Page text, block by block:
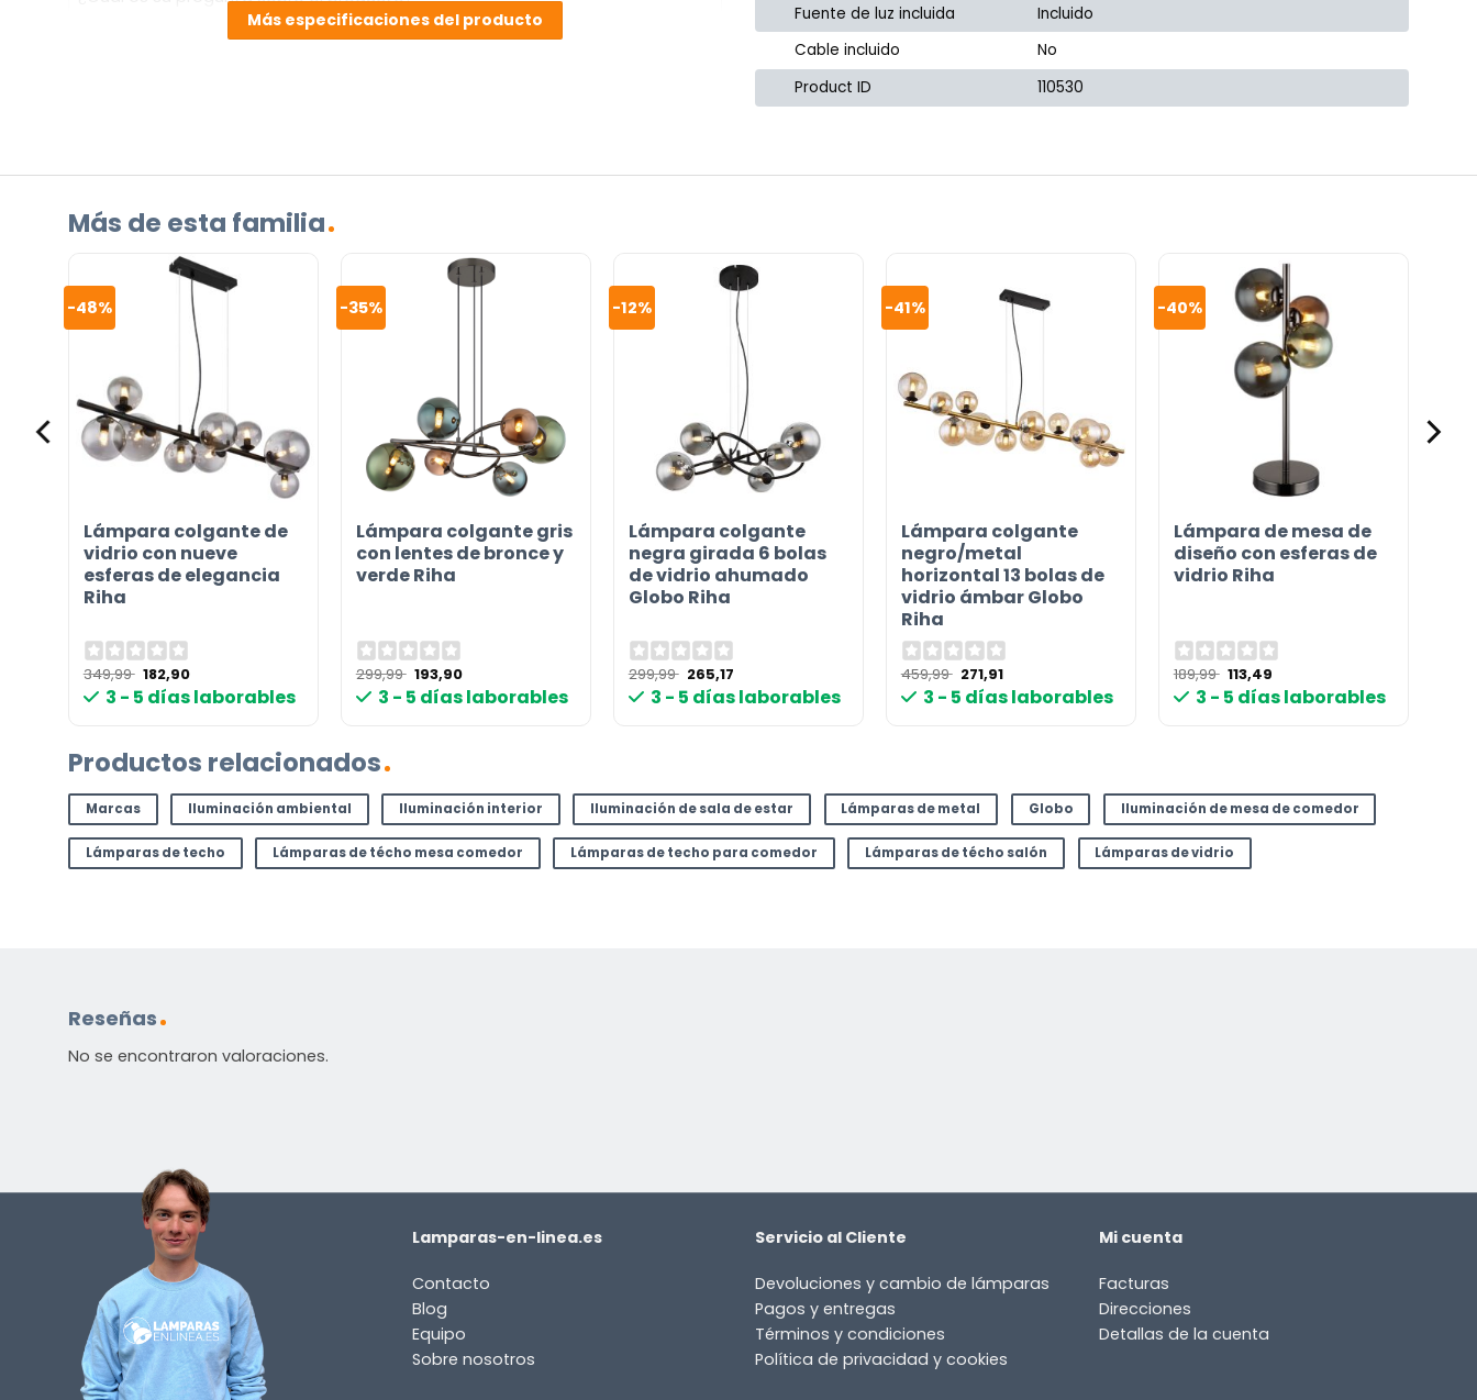
(Obligatorio)
Incluido por defecto
Instrucciones en diferentes idiomas
¿TIENES ALGUNA PREGUNTA?
Contáctenos. Puede comunicarse con nosotros por
Más especificaciones del producto
Fuente de luz incluida
Incluido
Cable incluido
No
Product ID
110530
Más de esta familia
-48%
Lámpara colgante de
vidrio con nueve
esferas de elegancia
Riha
349,99 El
precio
original
182,90
precio
actual
3 - 5 días laborables
-35%
Lámpara colgante gris
con lentes de bronce y
verde Riha
299,99 El
precio
original
193,90
precio
actual
3 - 5 días laborables
-12%
Lámpara colgante
negra girada 6 bolas
de vidrio ahumado
Globo Riha
299,99 El
precio
original
265,17
precio
actual
3 - 5 días laborables
-41%
Lámpara colgante
negro/metal
horizontal 13 bolas de
vidrio ámbar Globo
Riha
459,99 El
precio
original
271,91
precio
actual
3 - 5 días laborables
-40%
Lámpara de mesa de
diseño con esferas de
vidrio Riha
189,99 El
precio
original
113,49
precio
actual
3 - 5 días laborables
Productos relacionados
Marcas Iluminación ambiental Iluminación interior Iluminación de sala de estar Lámparas de metal Globo Iluminación de mesa de comedor
Lámparas de techo Lámparas de técho mesa comedor Lámparas de techo para comedor Lámparas de técho salón Lámparas de vidrio
Reseñas
No se encontraron valoraciones.
Lamparas-en-linea.es
Contacto
Blog
Equipo
Sobre nosotros
Servicio al Cliente
Devoluciones y cambio de lámparas
Pagos y entregas
Términos y condiciones
Política de privacidad y cookies
Mi cuenta
Facturas
Direcciones
Detallas de la cuenta